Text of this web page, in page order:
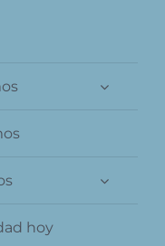
hoy